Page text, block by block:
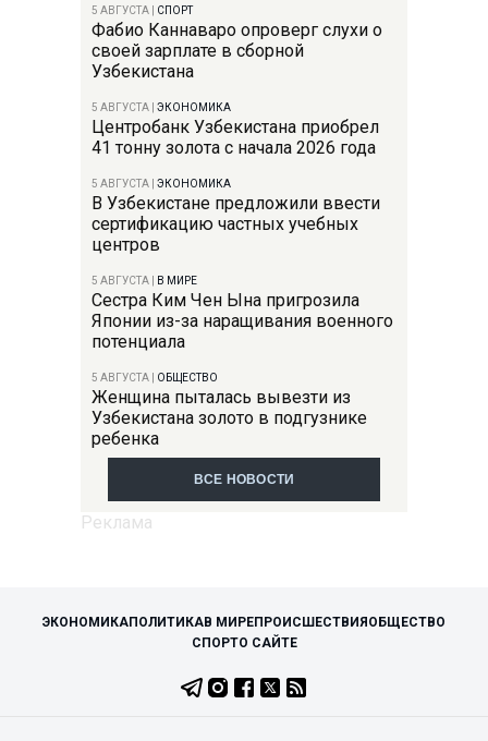
5 АВГУСТА СПОРТ
Фабио Каннаваро опроверг слухи о
своей зарплате в сборной
Узбекистана
5 АВГУСТА ЭКОНОМИКА
Центробанк Узбекистана приобрел
41 тонну золота с начала 2026 года
5 АВГУСТА ЭКОНОМИКА
В Узбекистане предложили ввести
сертификацию частных учебных
центров
5 АВГУСТА В МИРЕ
Сестра Ким Чен Ына пригрозила
Японии из-за наращивания военного
потенциала
5 АВГУСТА ОБЩЕСТВО
Женщина пыталась вывезти из
Узбекистана золото в подгузнике
ребенка
ВСЕ НОВОСТИ
ЭКОНОМИКАПОЛИТИКАВ МИРЕПРОИСШЕСТВИЯОБЩЕСТВО
СПОРТО САЙТЕ